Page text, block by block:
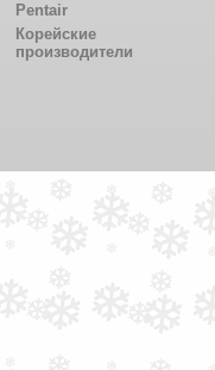
Pentair
Корейские
производители